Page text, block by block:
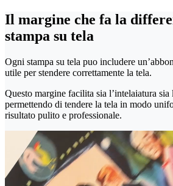
Il margine che fa la
stampa su tela
Ogni stampa su tela puo includere
utile per stendere correttamente la tela.
Questo margine facilita sia l’intelaiatura
permettendo di tendere la tela in modo
risultato pulito e professionale.